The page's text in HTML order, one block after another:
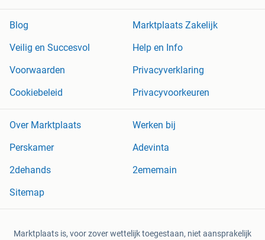
Blog
Marktplaats Zakelijk
Veilig en Succesvol
Help en Info
Voorwaarden
Privacyverklaring
Cookiebeleid
Privacyvoorkeuren
Over Marktplaats
Werken bij
Perskamer
Adevinta
2dehands
2ememain
Sitemap
Marktplaats is, voor zover wettelijk toegestaan, niet aansprakelijk